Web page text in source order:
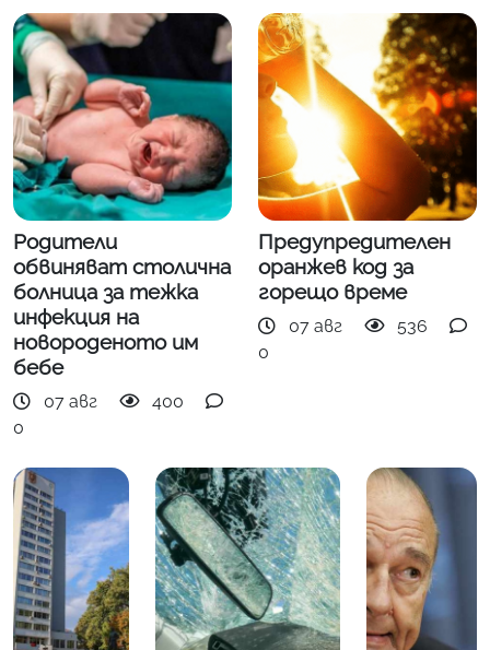
Родители
обвиняват столична
болница за тежка
инфекция на
новороденото им
бебе
07 авг
400
0
Предупредителен
оранжев код за
горещо време
07 авг
536
0